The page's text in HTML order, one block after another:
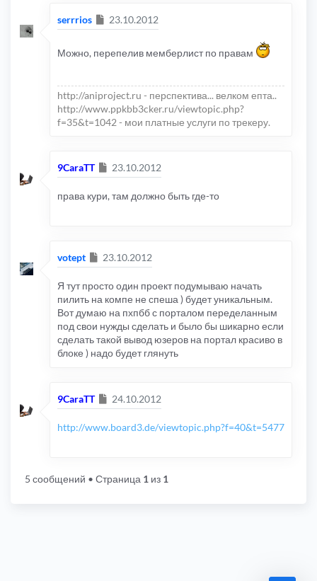
serrrios Сообщение
23.10.2012
Можно, перепелив мемберлист по правам
http://aniproject.ru - перспектива... велком епта..
http://www.ppkbb3cker.ru/viewtopic.php?
f=35&t=1042 - мои платные услуги по трекеру.
9CaraTT Сообщение
23.10.2012
права кури, там должно быть где-то
votept Сообщение
23.10.2012
Я тут просто один проект подумываю начать
пилить на компе не спеша ) будет уникальным.
Вот думаю на пхпбб с порталом переделанным
под свои нужды сделать и было бы шикарно если
сделать такой вывод юзеров на портал красиво в
блоке ) надо будет глянуть
9CaraTT Сообщение
24.10.2012
http://www.board3.de/viewtopic.php?f=40&t=5477
5 сообщений • Страница 1 из 1